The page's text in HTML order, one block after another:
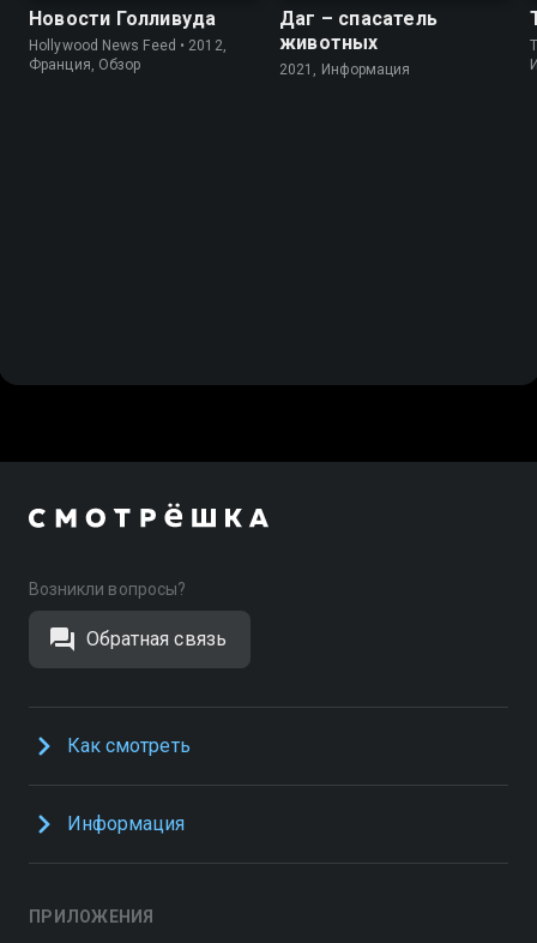
Новости Голливуда
Hollywood News Feed • 2012,
Франция, Обзор
Даг – спасатель
животных
2021, Информация
Возникли вопросы?
Обратная связь
Как смотреть
Информация
ПРИЛОЖЕНИЯ